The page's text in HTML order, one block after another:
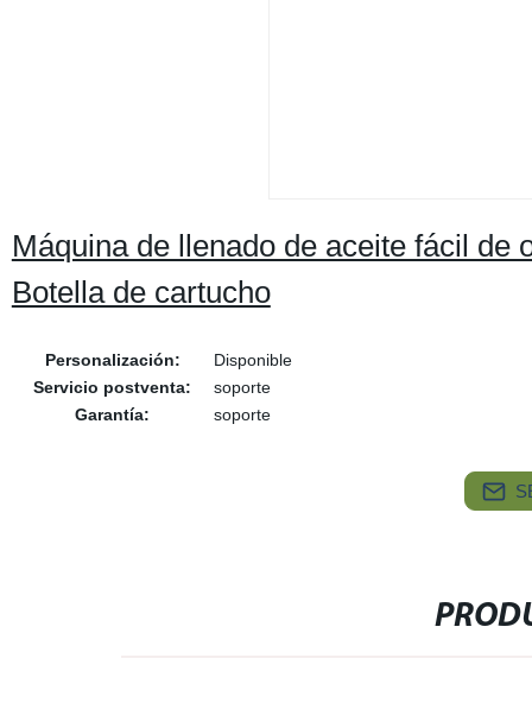
Máquina de llenado de aceite fácil de
Botella de cartucho
Personalización:
Disponible
Servicio postventa:
soporte
Garantía:
soporte